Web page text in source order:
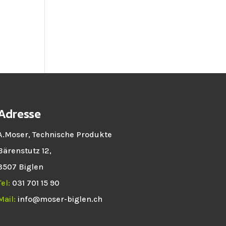
Technische Produkte
12,
Biglen
031 701 15 90
info@moser-biglen.ch